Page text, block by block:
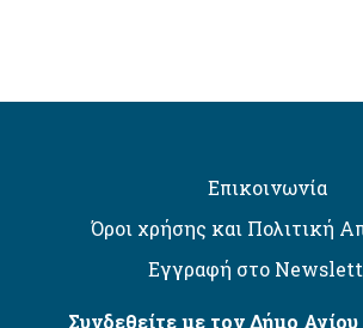
Επικοινωνία
Όροι χρήσης και Πολιτική
Εγγραφή στο
Συνδεθείτε με τον Δήμο